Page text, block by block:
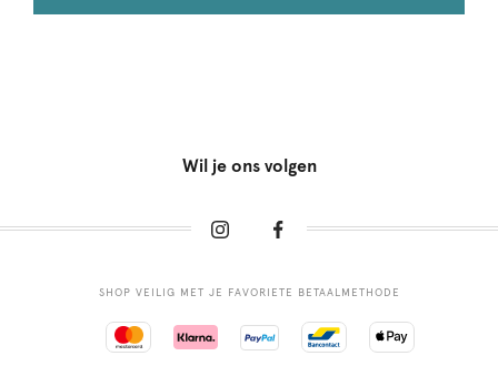
Wil je ons volgen
SHOP VEILIG MET JE FAVORIETE BETAALMETHODE